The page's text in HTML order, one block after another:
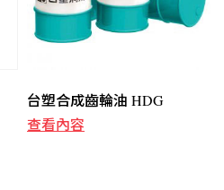
台塑合成齒輪油 HDG
查看內容